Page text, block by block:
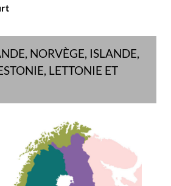
NORVÈGE, ISLANDE,
LETTONIE ET